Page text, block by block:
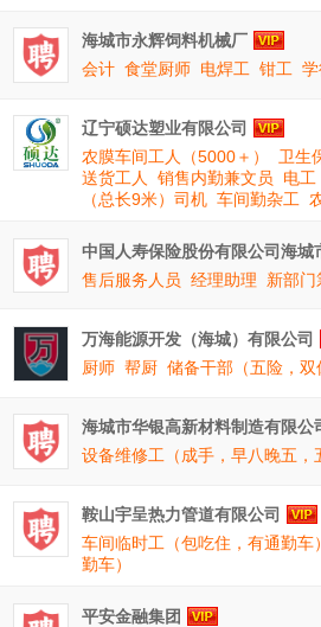
海城市永辉饲料机械厂
会计 食堂厨师 电焊工 钳工
辽宁硕达塑业有限公司
农膜车间工人（5000＋）
卫生
送货工人
销售内勤兼文员 电工
（总长9米）司机 车间勤杂工
中国人寿保险股份有限公司海城
售后服务人员 经理助理 新部门
万海能源开发（海城）有限公司
厨师 帮厨 储备干部（五险，双
海城市华银高新材料制造有限公
设备维修工（成手，早八晚五，
鞍山宇呈热力管道有限公司
车间临时工（包吃住，有通勤车）
勤车）
平安金融集团